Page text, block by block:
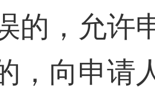
的，允许
，向申请